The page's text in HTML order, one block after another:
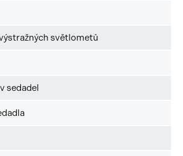
světlometů
sedadel